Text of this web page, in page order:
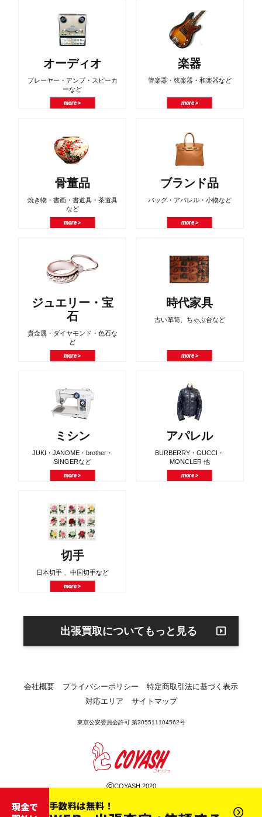
オーディオ
プレーヤー・アンプ・スピーカ
ーなど
more >
楽器
管楽器・弦楽器・和楽器など
more >
骨董品
焼き物・書画・書道具・茶道具
など
more >
ブランド品
バッグ・アパレル・小物など
more >
ジュエリー・宝
石
貴金属・ダイヤモンド・色石な
ど
more >
時代家具
古い箪笥、ちゃぶ台など
more >
ミシン
JUKI・JANOME・brother・
SINGERなど
more >
アパレル
BURBERRY・GUCCI・
MONCLER 他
more >
切手
日本切手 、中国切手など
more >
出張買取についてもっと見る
会社概要 プライバシーポリシー
特定商取引法に基づく表示
対応エリア
サイトマップ
東京公安委員会許可 第305511104562号
©COYASH 2020
現金で
手数料は無料！